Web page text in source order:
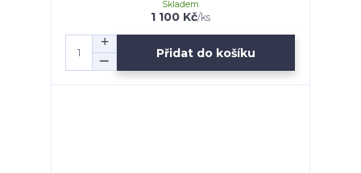
1 100 Kč/ks
Skladem
Přidat do košíku